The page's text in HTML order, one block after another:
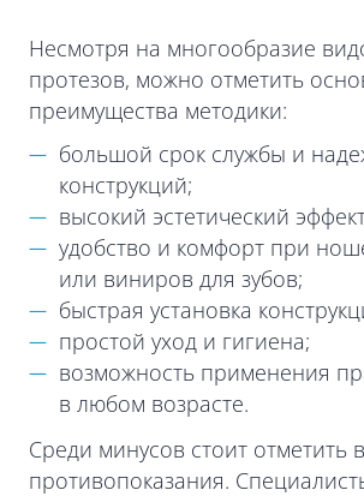
Несмотря на многообразие
протезов, можно отметить
преимущества методики:
большой срок службы и
конструкций;
высокий эстетический
удобство и комфорт при
или виниров для зубов;
быстрая установка
простой уход и гигиена;
возможность применения
в любом возрасте.
Среди минусов стоит отметить
противопоказания.